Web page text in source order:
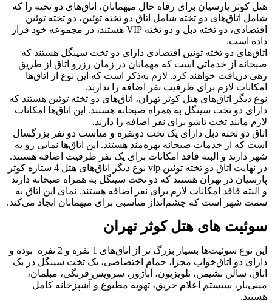
هتل کوثر پارسیان برای رفاه حال میهمانان، اتاق‌های دو تخته را که
شامل اتاق‌های دو تخته شامل اتاق دو تخته توئین، دو تخته توئین
اقتصادی، دو تخته دبل و دو تخته VIP هستند، در مجموعه خود قرار
داده است.
اتاق‌های دو تخته توئین اقتصادی دارای دو تخت سینگل هستند که
صبحانه از خدماتی است که مهمانان در زمان رزرو اتاق از طریق
رهی دریافت خواهند کرد. لازم به‌ذکر است که این نوع از اتاق‌ها
امکانات لازم برای ظرفیت نفر اضافه را ندارند.
نوع دیگر اتاق‌های هتل کوثر تهران، اتاق‌های دو تخته توئین هستند که
دارای دو تخت سینگل به همراه صبحانه هستند. این اتاق‌ها امکانات
لازم مانند تخت تاشو برای نفر اضافه را دارند.
اتاق دو تخته دبل دارای یک تخت دونفره و مناسب دو نفر بزرگسال
است که از خدمات صبحانه بهره‌مند هستند. این اتاق‌ها نمایی رو به
شهر دارند و البته فاقد امکانات برای یک نفر ظرفیت اضافه هستند.
در نهایت اتاق دو تخته توئین vip نوع دیگر اتاق‌های هتل 4 ستاره کوثر
پارسیان در تهران هستند که دو تخت سینگل به همراه صبحانه دارند
و البته فاقد امکانات لازم برای نفر اضافه هستند. نمای این اتاق به
سمت شهر است که چشم‌انداز مناسبی برای میهمانان ایجاد می‌کند.
سوئیت های هتل کوثر تهران
این نوع سوئیت‌ها بسیار بزرگ ‌تر از اتاق‌های 1 نفره و 2 نفره بوده و
دارای دو اتاق‌خواب مجزا، حمام اختصاصی، یک تخت سینگل در یک
اتاق، سالن نشیمن، تلویزیون، آباژور، سرویس فرنگی، مبلمان،
مینی‌بار، سیستم اعلام حریق، تهویه مطبوع و آشپزخانه کامل
هستند.